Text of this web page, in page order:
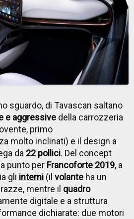
sguardo, di Tavascan saltano
e aggressive della carrozzeria
primo
molto inclinati) e il design a
da 22 pollici. Del concept
punto per Francoforte 2019, a
gli interni (ilvolante ha un
mentre il quadro
digitale e a struttura
dichiarate: due motori